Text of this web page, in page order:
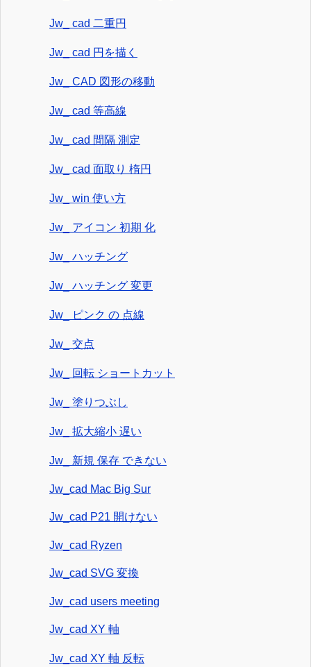
Jw_ cad 二重円
Jw_ cad 円を描く
Jw_ CAD 図形の移動
Jw_ cad 等高線
Jw_ cad 間隔 測定
Jw_ cad 面取り 楕円
Jw_ win 使い方
Jw_ アイコン 初期 化
Jw_ ハッチング
Jw_ ハッチング 変更
Jw_ ピンク の 点線
Jw_ 交点
Jw_ 回転 ショートカット
Jw_ 塗りつぶし
Jw_ 拡大縮小 遅い
Jw_ 新規 保存 できない
Jw_cad Mac Big Sur
Jw_cad P21 開けない
Jw_cad Ryzen
Jw_cad SVG 変換
Jw_cad users meeting
Jw_cad XY 軸
Jw_cad XY 軸 反転